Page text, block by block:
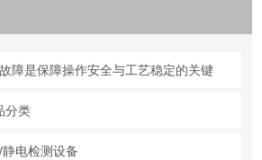
障是保障操作安全与工艺稳定的关键
分类
电检测设备